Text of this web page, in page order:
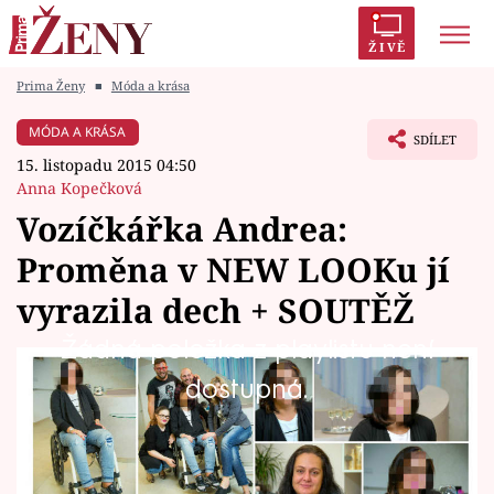
ŽIVĚ
Módní alarm
Témata
Celebrity
Vztahy
Seriály
Prima Ženy ■ Móda a krása
MÓDA A KRÁSA
15. listopadu 2015 04:50
Anna Kopečková
SDÍLET
Vozíčkářka Andrea:
Proměna v NEW LOOKu jí
vyrazila dech + SOUTĚŽ
Žádná položka z playlistu není
dostupná.
Každý týden vám představujeme jednu ženu,
která v pořadu NEW LOOK našla svou krásu.
Andrea Čepová je už 11 let připoutaná na
invalidní vozík a neobejde se bez cizí pomoci.